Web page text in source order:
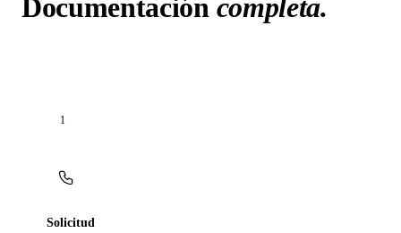
Documentación completa.
1
Solicitud